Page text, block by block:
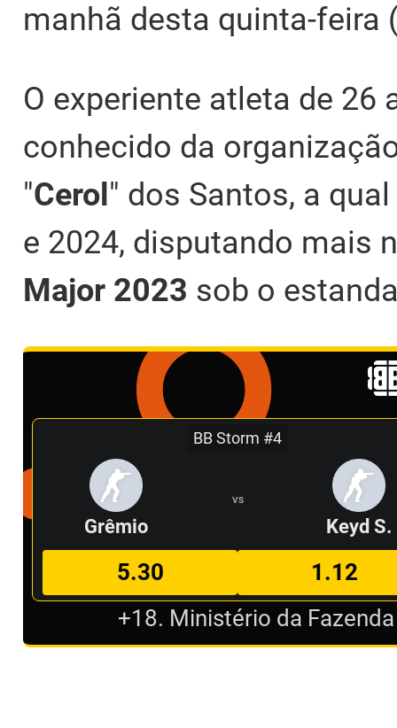
manhã desta quinta-feira
O experiente atleta de 26
conhecido da
"Cerol " dos Santos, a
e 2024, disputando mais
Major 2023 sob o
BB Storm #4
Grêmio
VS
Keyd S.
5.30
1.12
+18. Ministério da